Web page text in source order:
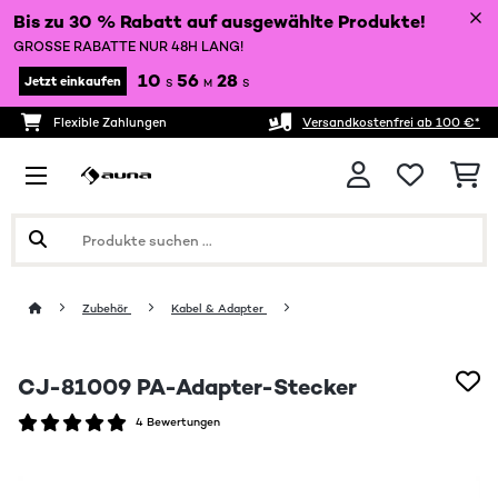
Bis zu 30 % Rabatt auf ausgewählte Produkte!
GROSSE RABATTE NUR 48H LANG!
Jetzt einkaufen 10 S 56 M 28 S
Flexible Zahlungen Versandkostenfrei ab 100 €*
Zubehör Kabel & Adapter
CJ-81009 PA-Adapter-Stecker
4 Bewertungen